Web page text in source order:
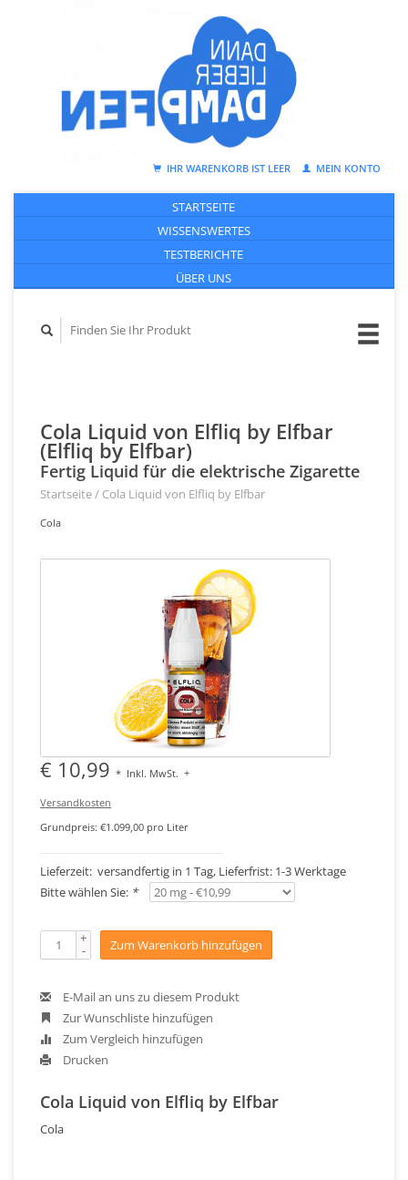
IHR WARENKORB IST LEER MEIN KONTO
STARTSEITE
WISSENSWERTES
TESTBERICHTE
ÜBER UNS
Cola Liquid von Elfliq by Elfbar
(Elfliq by Elfbar)
Fertig Liquid für die elektrische Zigarette
Startseite/ Cola Liquid von Elfliq by Elfbar
Cola
€ 10,99 * Inkl. MwSt. +
Versandkosten
Grundpreis: €1.099,00 pro Liter
Lieferzeit: versandfertig in 1 Tag, Lieferfrist: 1-3 Werktage
Bitte wählen Sie: *
+
- Zum Warenkorb hinzufügen
E-Mail an uns zu diesem Produkt
Zur Wunschliste hinzufügen
Zum Vergleich hinzufügen
Drucken
Cola Liquid von Elfliq by Elfbar
Cola